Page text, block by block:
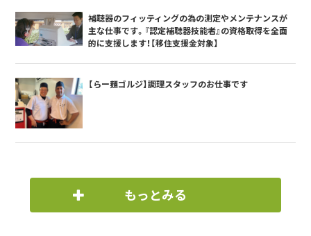
補聴器のフィッティングの為の測定やメンテナンスが
主な仕事です。『認定補聴器技能者』の資格取得を全面
的に支援します！【移住支援金対象】
【らー麺ゴルジ】調理スタッフのお仕事です
もっとみる